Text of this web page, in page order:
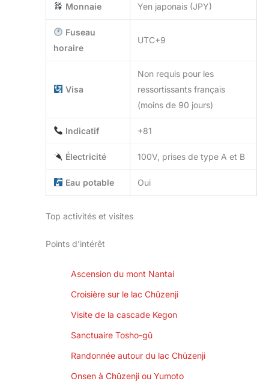
Monnaie Yen japonais (JPY)
Fuseau
horaire
UTC+9
Visa
Non requis pour les
ressortissants français
(moins de 90 jours)
Indicatif +81
Électricité 100V, prises de type A et B
Eau potable Oui
Top activités et visites
Points d’intérêt
Ascension du mont Nantai
Croisière sur le lac Chūzenji
Visite de la cascade Kegon
Sanctuaire Tosho-gū
Randonnée autour du lac Chūzenji
Onsen à Chūzenji ou Yumoto